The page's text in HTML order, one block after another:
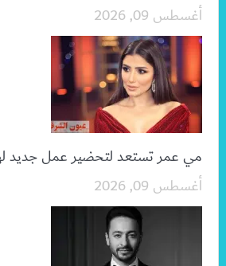
أغسطس 09, 2026
مي عمر تستعد لتحضير عمل جديد
أغسطس 09, 2026